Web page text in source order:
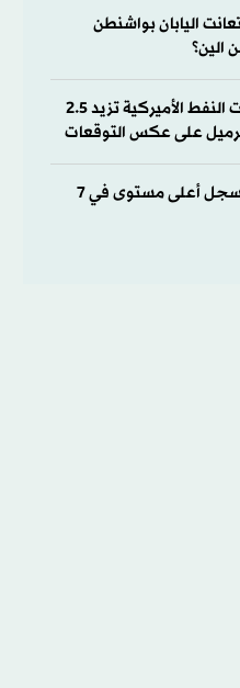
اليابان بواشنطن
الين؟
مخزونات النفط الأميركية تزيد 2.5
على عكس التوقعات
الذهب يسجل أعلى مستوى في 7